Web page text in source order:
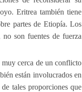
Eritrea también tiene
partes de Etiopía. Los
son fuentes de fuerza
muy cerca de un conflicto
están involucrados en
tales proporciones que